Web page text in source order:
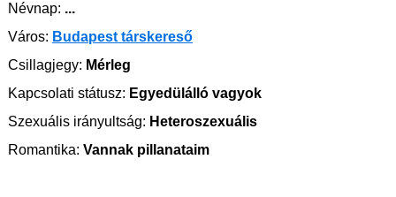
Névnap: ...
Város: Budapest társkereső
Csillagjegy: Mérleg
Kapcsolati státusz: Egyedülálló vagyok
Szexuális irányultság: Heteroszexuális
Romantika: Vannak pillanataim